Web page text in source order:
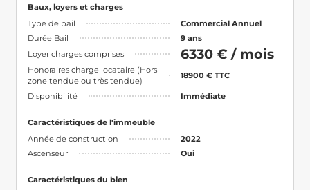
Baux, loyers et charges
Type de bail
Commercial Annuel
Durée Bail
9 ans
Loyer charges comprises
6330 € / mois
Honoraires charge locataire (Hors
zone tendue ou très tendue)
18900 € TTC
Disponibilité Immédiate
Caractéristiques de l'immeuble
Année de construction
2022
Ascenseur
Oui
Caractéristiques du bien